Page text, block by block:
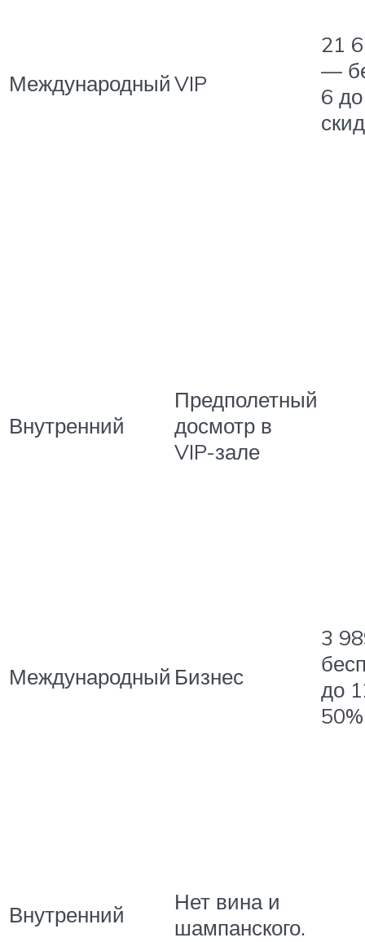
МеждународныйVIP
21
—
6
Внутренний
Предполетный
досмотр в
VIP-зале
Международный Бизнес
3
до
50%
Внутренний
Нет вина и
шампанского.